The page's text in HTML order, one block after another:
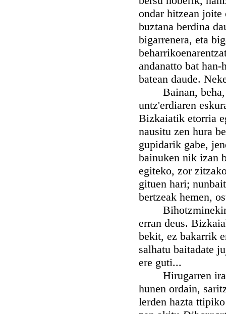
ondar hitzean joite
buztana berdina
bigarrenera, eta
andanatto bat
batean daude.
Bainan, beha,
untz'erdiaren
Bizkaiatik etorria
nausitu zen hura
gupidarik gabe,
bainuken nik izan
egiteko, zor
gituen hari;
bertzeak hemen,
Bihotzminekin
erran deus.
bekit, ez bakarrik
salhatu baitadate
ere guti...
Hirugarren
hunen ordain,
lerden hazta